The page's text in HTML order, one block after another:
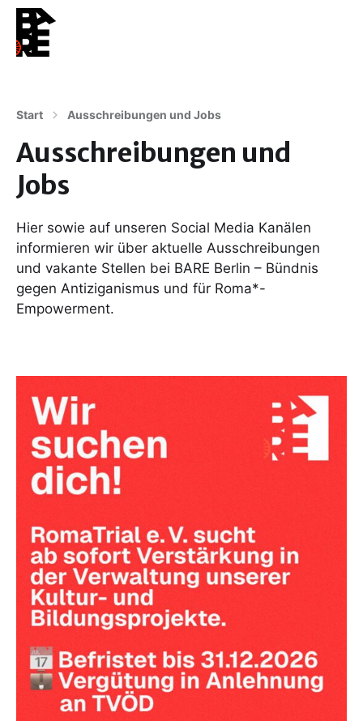
Start Ausschreibungen und Jobs
Ausschreibungen und
Jobs
Hier sowie auf unseren Social Media Kanälen
informieren wir über aktuelle Ausschreibungen
und vakante Stellen bei BARE Berlin – Bündnis
gegen Antiziganismus und für Roma*-
Empowerment.